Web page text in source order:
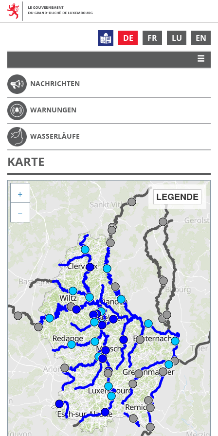
DE FR LU EN
NACHRICHTEN
WARNUNGEN
WASSERLÄUFE
KARTE
LEGENDE
+
−